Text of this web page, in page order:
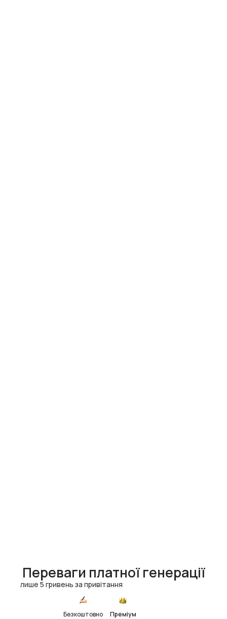
Переваги платної генерації
лише 5 гривень за привітання
Безкоштовно Преміум